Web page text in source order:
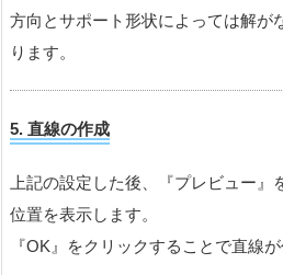
方向とサポート形状によっては解が
ります。
5. 直線の作成
上記の設定した後、『プレビュー』
位置を表示します。
『OK』をクリックすることで直線が